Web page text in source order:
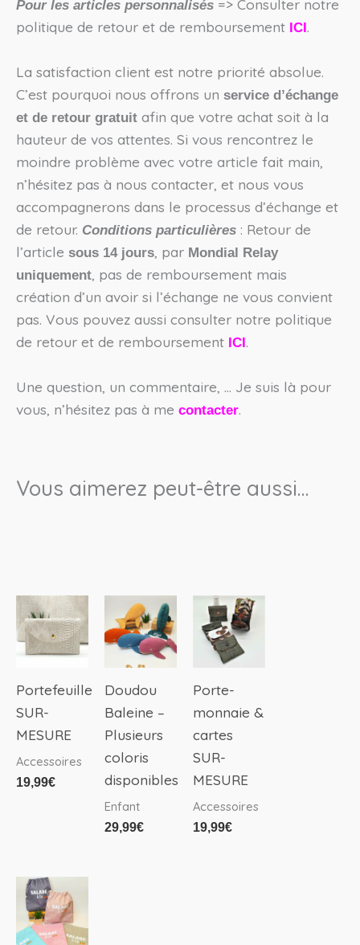
Pour les articles personnalisés => Consulter notre
politique de retour et de remboursement ICI.
La satisfaction client est notre priorité absolue.
C’est pourquoi nous offrons un service d’échange
et de retour gratuit afin que votre achat soit à la
hauteur de vos attentes. Si vous rencontrez le
moindre problème avec votre article fait main,
n’hésitez pas à nous contacter, et nous vous
accompagnerons dans le processus d’échange et
de retour. Conditions particulières : Retour de
l’article sous 14 jours , par Mondial Relay
uniquement , pas de remboursement mais
création d’un avoir si l’échange ne vous convient
pas. Vous pouvez aussi consulter notre politique
de retour et de remboursement ICI.
Une question, un commentaire, … Je suis là pour
vous, n’hésitez pas à me contacter.
Vous aimerez peut-être aussi…
Portefeuille
SUR-
MESURE
Accessoires
19,99€
Doudou
Baleine –
Plusieurs
coloris
disponibles
Enfant
29,99€
produit
a
plusieurs
variations.
Les
options
peuvent
être
choisies
sur
Porte-
monnaie &
cartes
SUR-
MESURE
Accessoires
19,99€
Ce
produit
a